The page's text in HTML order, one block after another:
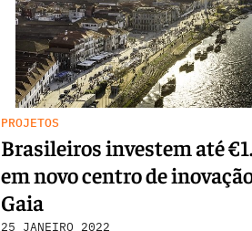
PROJETOS
Brasileiros investem até
em novo centro de
Gaia
25 JANEIRO 2022